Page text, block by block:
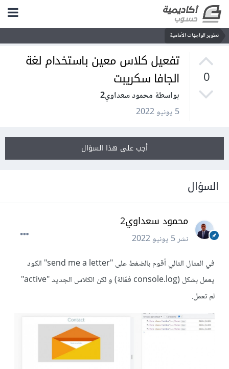
تطوير الواجهات الأمامية
0
تفعيل كلاس معين باستخدام لغة
الجافا سكريبت
بواسطة محمود سعداوي2
5 يونيو 2022
أجب على هذا السؤال
السؤال
محمود سعداوي2
نشر5 يونيو 2022
في المثال التالي أقوم بالضغط على "send me a letter" الكود
يعمل بشكل (console.log فعّالة) و لكن الكلاس الجديد "active"
لم تعمل.